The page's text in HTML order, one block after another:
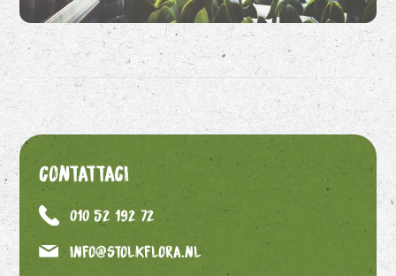
Contattaci
010 52 192 72
info@stolkflora.nl